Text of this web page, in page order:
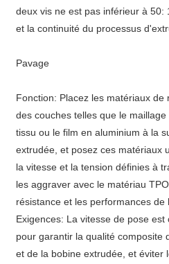
deux vis ne est pas inférieur à
et la continuité du processus
Pavage
Fonction: Placez les matériaux
des couches telles que le
tissu ou le film en aluminium à la
extrudée, et posez ces matériaux
la vitesse et la tension définies à
les aggraver avec le matériau
résistance et les performances de
Exigences: La vitesse de pose
pour garantir la qualité composite
et de la bobine extrudée, et éviter